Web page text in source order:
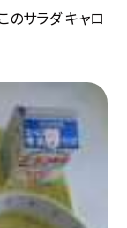
のサラダ キャロ